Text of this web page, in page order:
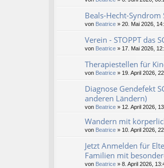
Beals-Hecht-Syndrom
von Beatrice » 20. Mai 2026,
Verein - STOPPT das
von Beatrice » 17. Mai 2026,
Therapiestellen für
von Beatrice » 19. April 2026,
Diagnose Gendefekt
anderen Ländern)
von Beatrice » 12. April 2026,
Wandern mit
von Beatrice » 10. April 2026,
Jetzt Anmelden für
Familien mit
von Beatrice » 8. April 2026,